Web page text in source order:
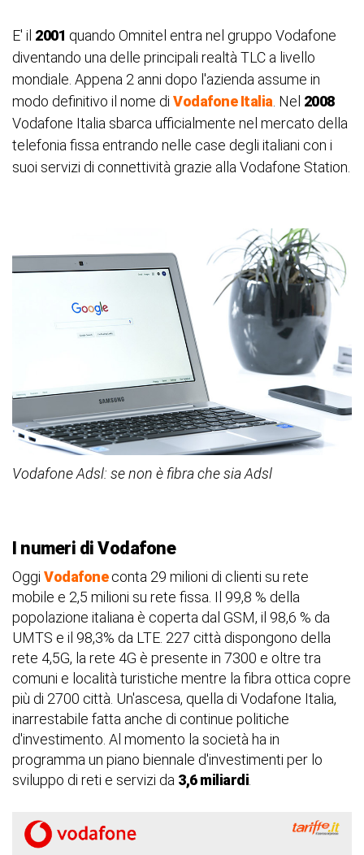
E' il 2001 quando Omnitel entra nel gruppo Vodafone
diventando una delle principali realtà TLC a livello
mondiale. Appena 2 anni dopo l'azienda assume in
modo definitivo il nome di Vodafone Italia. Nel 2008
Vodafone Italia sbarca ufficialmente nel mercato della
telefonia fissa entrando nelle case degli italiani con i
suoi servizi di connettività grazie alla Vodafone Station.
Vodafone Adsl: se non è fibra che sia Adsl
I numeri di Vodafone
Oggi Vodafoneconta 29 milioni di clienti su rete
mobile e 2,5 milioni su rete fissa. Il 99,8 % della
popolazione italiana è coperta dal GSM, il 98,6 % da
UMTS e il 98,3% da LTE. 227 città dispongono della
rete 4,5G, la rete 4G è presente in 7300 e oltre tra
comuni e località turistiche mentre la fibra ottica copre
più di 2700 città. Un'ascesa, quella di Vodafone Italia,
inarrestabile fatta anche di continue politiche
d'investimento. Al momento la società ha in
programma un piano biennale d'investimenti per lo
sviluppo di reti e servizi da 3,6 miliardi.